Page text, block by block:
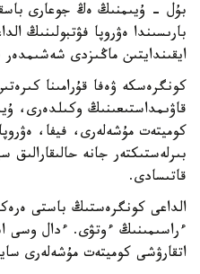
بۇل - ۇيىمنىڭ ەڭ جوعارى
بارىسىندا ەۋروپا فۋتبولىنىڭ
ايقىندايتىن ماڭىزدى شەشىمدەر
قاۋىمداستىعىنىڭ وكىلدەرى،
كوميتەت مۇشەلەرى، فيفا،
بىرلەستىكتەر جانە
قاتىسادى.
الداعى كونگرەستىڭ باستى
ءراسىمىنىڭ ءوتۋى. ءدال وسى
اتقارۋشى كوميتەت مۇشەلەرى